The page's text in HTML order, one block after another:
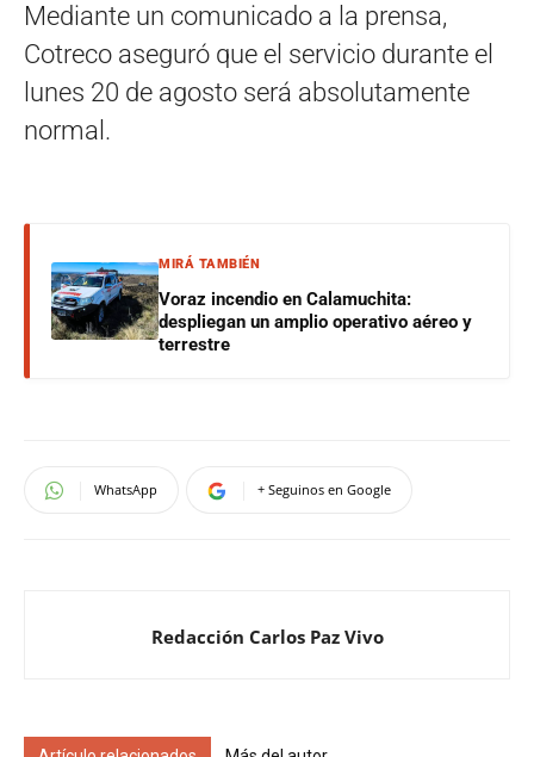
Mediante un comunicado a la prensa,
Cotreco aseguró que el servicio durante el
lunes 20 de agosto será absolutamente
normal.
MIRÁ TAMBIÉN
Voraz incendio en Calamuchita:
despliegan un amplio operativo aéreo y
terrestre
WhatsApp + Seguinos en Google
Redacción Carlos Paz Vivo